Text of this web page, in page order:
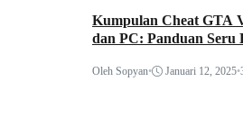
Kumpulan Cheat GTA
dan PC: Panduan Seru
Oleh Sopyan• Januari 12, 2025•